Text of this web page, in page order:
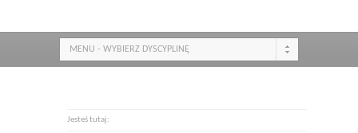
MENU - WYBIERZ DYSCYPLINĘ
Jesteś tutaj: